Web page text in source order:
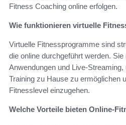
Fitness Coaching online erfolgen.
Wie funktionieren virtuelle
Virtuelle Fitnessprogramme sind
die online durchgeführt werden.
Anwendungen und Live-
Training zu Hause zu ermöglichen
Fitnesslevel einzugehen.
Welche Vorteile bieten Online-